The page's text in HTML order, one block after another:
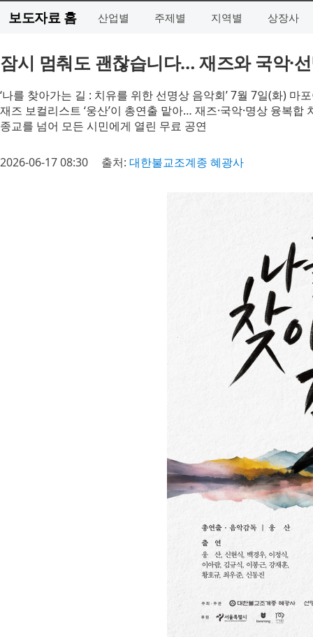
보도자료 홈 산업별 주제별 지역별 상장사
잠시 멈춰도 괜찮습니다… 재즈와 국악·
‘나를 찾아가는 길 : 치유를 위한 선명상 음악회’ 7월 7일(화) 마
재즈 보컬리스트 ‘웅산’이 총연출 맡아… 재즈·국악·명상 융복합
종교를 넘어 모든 시민에게 열린 무료 공연
2026-06-17 08:30 출처: 대한불교조계종 혜광사